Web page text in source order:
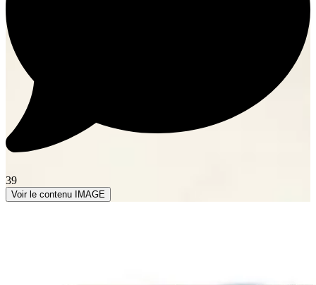
39
Voir le contenu IMAGE